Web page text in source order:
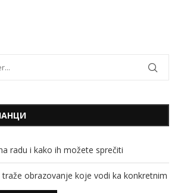
radu i kako ih možete sprečiti
obrazovanje koje vodi ka konkretnim